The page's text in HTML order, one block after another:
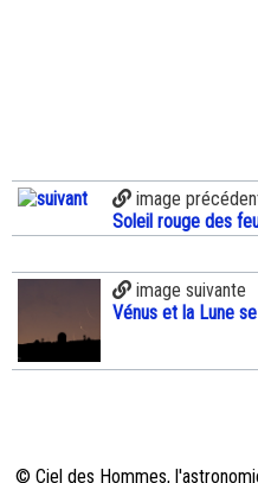
image
Soleil rouge des
image suivante
Vénus et la Lune
© Ciel des Hommes,